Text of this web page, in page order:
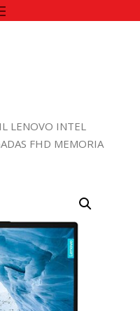
LENOVO INTEL
FHD MEMORIA